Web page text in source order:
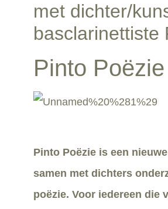
met dichter/
basclarinettiste
Pinto
Pinto Poëzie is een
samen met dichters
poëzie. Voor iedereen die